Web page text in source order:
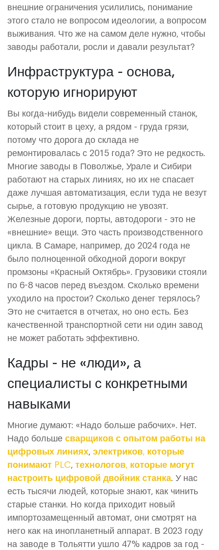
внешние ограничения усилились, понимание
этого стало не вопросом идеологии, а вопросом
выживания. Что же на самом деле нужно, чтобы
заводы работали, росли и давали результат?
Инфраструктура - основа,
которую игнорируют
Вы когда-нибудь видели современный станок,
который стоит в цеху, а рядом - груда грязи,
потому что дорога до склада не
ремонтировалась с 2015 года? Это не редкость.
Многие заводы в Поволжье, Урале и Сибири
работают на старых линиях, но их не спасает
даже лучшая автоматизация, если туда не везут
сырье, а готовую продукцию не увозят.
Железные дороги, порты, автодороги - это не
«внешние» вещи. Это часть производственного
цикла. В Самаре, например, до 2024 года не
было полноценной обходной дороги вокруг
промзоны «Красный Октябрь». Грузовики стояли
по 6-8 часов перед въездом. Сколько времени
уходило на простои? Сколько денег терялось?
Это не считается в отчетах, но оно есть. Без
качественной транспортной сети ни один завод
не может работать эффективно.
Кадры - не «люди», а
специалисты с конкретными
навыками
Многие думают: «Надо больше рабочих». Нет.
Надо больше сварщиков с опытом работы на
цифровых линиях, электриков, которые
понимают PLC, технологов, которые могут
настроить цифровой двойник станка. У нас
есть тысячи людей, которые знают, как чинить
старые станки. Но когда приходит новый
импортозамещенный автомат, они смотрят на
него как на инопланетный аппарат. В 2023 году
на заводе в Тольятти ушло 47% кадров за год -